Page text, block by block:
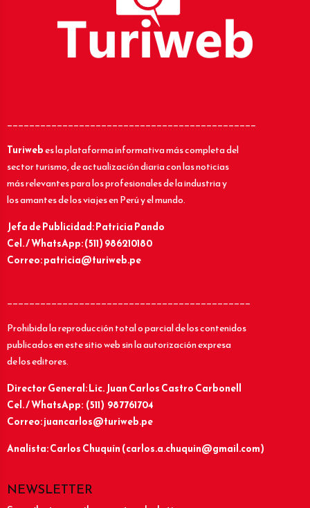
_____________________________________________
Turiwebes la plataforma informativa más completa del
sector turismo, de actualización diaria con las noticias
más relevantes para los profesionales de la industria y
los amantes de los viajes en Perú y el mundo.
Jefa de Publicidad: Patricia Pando
Cel. / WhatsApp: (511) 986210180
Correo: patricia@turiweb.pe
____________________________________________
Prohibida la reproducción total o parcial de los contenidos
publicados en este sitio web sin la autorización expresa
de los editores.
Director General: Lic.Juan Carlos Castro Carbonell
Cel. / WhatsApp: (511) 987761704
Correo: juancarlos@turiweb.pe
Analista: Carlos Chuquín (carlos.a.chuquin@gmail.com)
NEWSLETTER